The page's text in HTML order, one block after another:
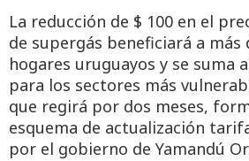
La reducción de $ 100 en el
de supergás beneficiará a más
hogares uruguayos y se suma
para los sectores más
que regirá por dos meses,
esquema de actualización
por el gobierno de Yamandú